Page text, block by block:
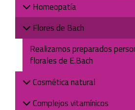
Homeopatía
Flores de Bach
Realizamos preparados
florales de E.Bach
Cosmética natural
Complejos vitamínicos